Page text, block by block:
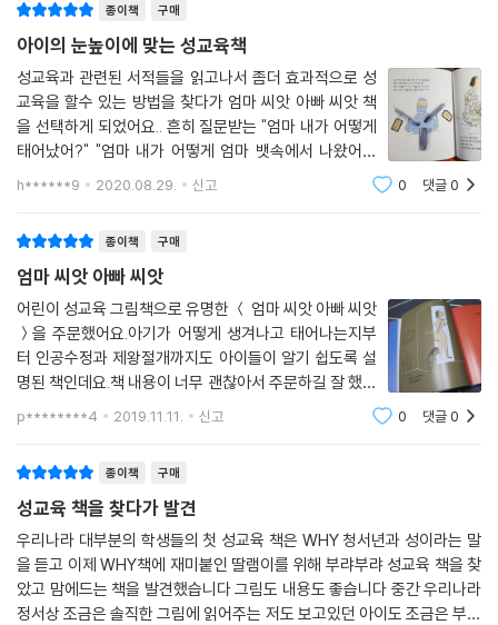
종이책 구매
아이의 눈높이에 맞는 성교육책
성교육과 관련된 서적들을 읽고나서 좀더 효과적으로 성
교육을 할수 있는 방법을 찾다가 엄마 씨앗 아빠 씨앗 책
을 선택하게 되었어요.. 흔히 질문받는 "엄마 내가 어떻게
태어났어?" "엄마 내가 어떻게 엄마 뱃속에서 나왔어?"
라는 질문에 어릴때는 그럭저럭 두리뭉실하게 넘어갔지
h******9 2020.08.29. 신고 0 댓글0
종이책 구매
엄마 씨앗 아빠 씨앗
어린이 성교육 그림책으로 유명한 ＜ 엄마 씨앗 아빠 씨앗
＞을 주문했어요.아기가 어떻게 생겨나고 태어나는지부
터 인공수정과 제왕절개까지도 아이들이 알기 쉽도록 설
명된 책인데요.책 내용이 너무 괜찮아서 주문하길 잘 했다
는 생각이 들더라구요.^^ 호기심 많은 아이들은 성에대해
서 궁금증이 참 많죠?남자와 여자의 몸의 생김새가 왜 다
p********4 2019.11.11. 신고 0 댓글0
종이책 구매
성교육 책을 찾다가 발견
우리나라 대부분의 학생들의 첫 성교육 책은 WHY 청서년과 성이라는 말
을 듣고 이제 WHY책에 재미붙인 딸램이를 위해 부랴부랴 성교육 책을 찾
았고 맘에드는 책을 발견했습니다 그림도 내용도 좋습니다 중간 우리나라
정서상 조금은 솔직한 그림에 읽어주는 저도 보고있던 아이도 조금은 부끄